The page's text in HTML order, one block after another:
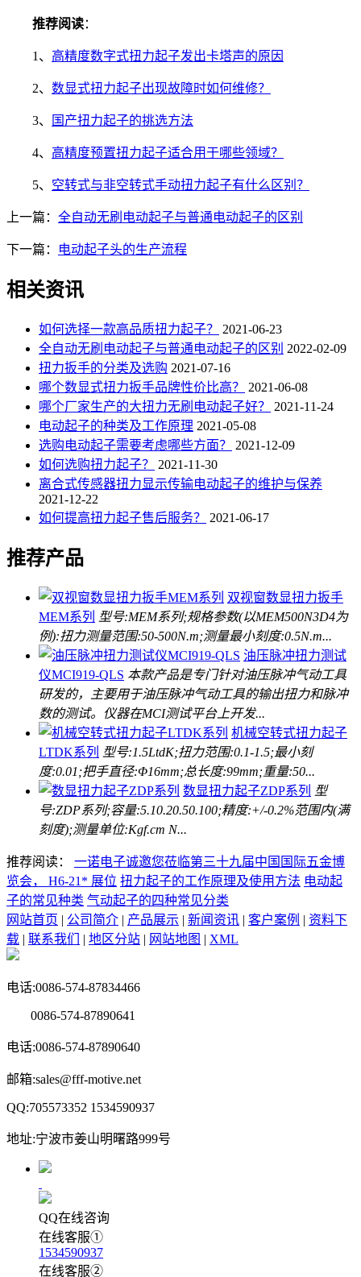
推荐阅读：
1、 高精度数字式扭力起子发出卡塔声的原因
2、 数显式扭力起子出现故障时如何维修？
3、 国产扭力起子的挑选方法
4、 高精度预置扭力起子适合用于哪些领域？
5、 空转式与非空转式手动扭力起子有什么区别？
上一篇： 全自动无刷电动起子与普通电动起子的区别
下一篇： 电动起子头的生产流程
相关资讯
如何选择一款高品质扭力起子？
2021-06-23
全自动无刷电动起子与普通电动起子的区别 2022-02-09
扭力扳手的分类及选购 2021-07-16
哪个数显式扭力扳手品牌性价比高？
2021-06-08
哪个厂家生产的大扭力无刷电动起子好？
2021-11-24
电动起子的种类及工作原理 2021-05-08
选购电动起子需要考虑哪些方面？
2021-12-09
如何选购扭力起子？
2021-11-30
离合式传感器扭力显示传输电动起子的维护与保养
2021-12-22
如何提高扭力起子售后服务？
2021-06-17
推荐产品
双视窗数显扭力扳手
MEM系列 型号:MEM系列;规格参数(以MEM500N3D4为
例):扭力测量范围:50-500N.m;测量最小刻度:0.5N.m...
油压脉冲扭力测试
仪MCI919-QLS 本款产品是专门针对油压脉冲气动工具
研发的，主要用于油压脉冲气动工具的输出扭力和脉冲
数的测试。仪器在MCI测试平台上开发...
机械空转式扭力起子
LTDK系列 型号:1.5LtdK;扭力范围:0.1-1.5;最小刻
度:0.01;把手直径:Φ16mm;总长度:99mm;重量:50...
数显扭力起子ZDP系列 型
号:ZDP系列;容量:5.10.20.50.100;精度:+/-0.2%范围内(满
刻度);测量单位:Kgf.cm N...
推荐阅读： 一诺电子诚邀您莅临第三十九届中国国际五金博
览会， H6-21* 展位 扭力起子的工作原理及使用方法 电动起
子的常见种类 气动起子的四种常见分类
网站首页 | 公司简介 | 产品展示 | 新闻资讯 | 客户案例 | 资料下
载 | 联系我们 | 地区分站 | 网站地图 | XML
电话:0086-574-87834466
0086-574-87890641
电话:0086-574-87890640
邮箱:sales@fff-motive.net
QQ:705573352 1534590937
地址:宁波市姜山明曙路999号
QQ在线咨询
在线客服①
1534590937
在线客服②